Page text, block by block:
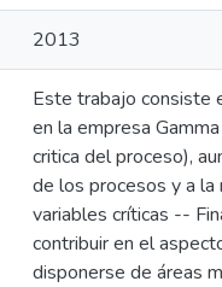
2013
Este trabajo consiste
en la empresa
critica del proceso),
de los procesos y a
variables críticas --
contribuir en el
disponerse de áreas